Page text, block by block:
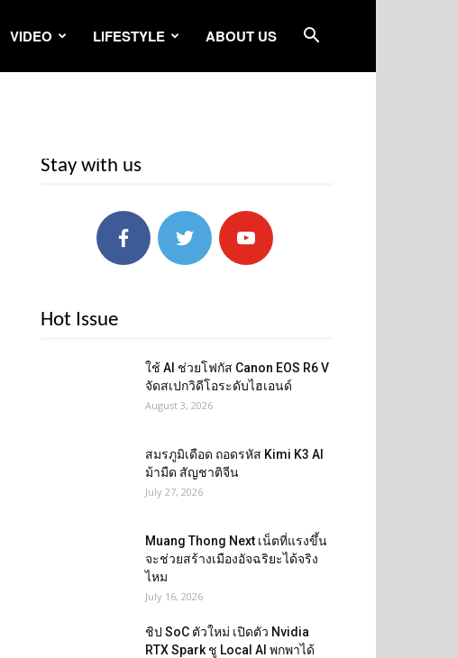
VIDEO LIFESTYLE ABOUT US
Stay with us
Hot Issue
ใช้ AI ช่วยโฟกัส Canon EOS R6 V
จัดสเปกวิดีโอระดับไฮเอนด์
August 3, 2026
สมรภูมิเดือด ถอดรหัส Kimi K3 AI
ม้ามืด สัญชาติจีน
July 27, 2026
Muang Thong Next เน็ตที่แรงขึ้น
จะช่วยสร้างเมืองอัจฉริยะได้จริง
ไหม
July 16, 2026
ชิป SoC ตัวใหม่ เปิดตัว Nvidia
RTX Spark ชู Local AI พกพาได้